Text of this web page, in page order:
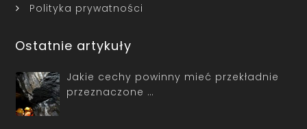
Polityka prywatności
Ostatnie artykuły
Jakie cechy powinny mieć przekładnie
przeznaczone …